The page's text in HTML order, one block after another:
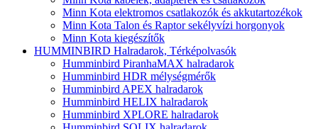
Minn Kota elektromos csatlakozók és akkutartozékok
Minn Kota Talon és Raptor sekélyvízi horgonyok
Minn Kota kiegészítők
HUMMINBIRD Halradarok, Térképolvasók
Humminbird PiranhaMAX halradarok
Humminbird HDR mélységmérők
Humminbird APEX halradarok
Humminbird HELIX halradarok
Humminbird XPLORE halradarok